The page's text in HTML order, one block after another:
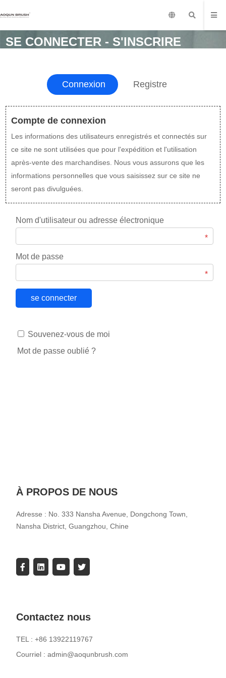
SE CONNECTER - S'INSCRIRE
Connexion Registre
Compte de connexion
Les informations des utilisateurs enregistrés et connectés sur
ce site ne sont utilisées que pour l'expédition et l'utilisation
après-vente des marchandises. Nous vous assurons que les
informations personnelles que vous saisissez sur ce site ne
seront pas divulguées.
Nom d'utilisateur ou adresse électronique
*
Mot de passe
*
se connecter
Souvenez-vous de moi
Mot de passe oublié ?
À PROPOS DE NOUS
Adresse : No. 333 Nansha Avenue, Dongchong Town,
Nansha District, Guangzhou, Chine
Contactez nous
TEL : +86 13922119767
Courriel : admin@aoqunbrush.com